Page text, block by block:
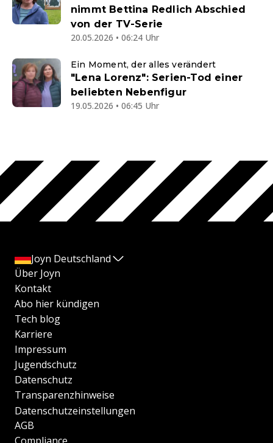
nimmt Bettina Redlich Abschied
von der TV-Serie
20.05.2026 • 06:24 Uhr
Ein Moment, der alles verändert
"Lena Lorenz": Serien-Tod einer
beliebten Nebenfigur
19.05.2026 • 06:45 Uhr
Joyn Deutschland
Über Joyn
Kontakt
Abo hier kündigen
Tech blog
Karriere
Impressum
Jugendschutz
Datenschutz
Transparenzhinweise
Datenschutzeinstellungen
AGB